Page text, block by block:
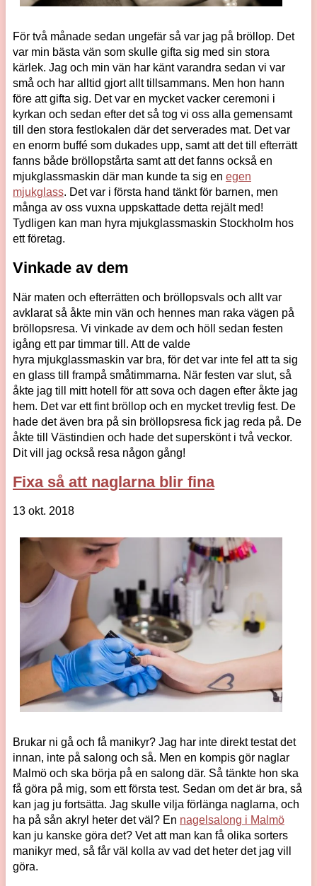
För två månade sedan ungefär så var jag på bröllop. Det
var min bästa vän som skulle gifta sig med sin stora
kärlek. Jag och min vän har känt varandra sedan vi var
små och har alltid gjort allt tillsammans. Men hon hann
före att gifta sig. Det var en mycket vacker ceremoni i
kyrkan och sedan efter det så tog vi oss alla gemensamt
till den stora festlokalen där det serverades mat. Det var
en enorm buffé som dukades upp, samt att det till efterrätt
fanns både bröllopstårta samt att det fanns också en
mjukglassmaskin där man kunde ta sig en egen
mjukglass. Det var i första hand tänkt för barnen, men
många av oss vuxna uppskattade detta rejält med!
Tydligen kan man hyra mjukglassmaskin Stockholm hos
ett företag.
Vinkade av dem
När maten och efterrätten och bröllopsvals och allt var
avklarat så åkte min vän och hennes man raka vägen på
bröllopsresa. Vi vinkade av dem och höll sedan festen
igång ett par timmar till. Att de valde
hyra mjukglassmaskin var bra, för det var inte fel att ta sig
en glass till frampå småtimmarna. När festen var slut, så
åkte jag till mitt hotell för att sova och dagen efter åkte jag
hem. Det var ett fint bröllop och en mycket trevlig fest. De
hade det även bra på sin bröllopsresa fick jag reda på. De
åkte till Västindien och hade det superskönt i två veckor.
Dit vill jag också resa någon gång!
Fixa så att naglarna blir fina
13 okt. 2018
Brukar ni gå och få manikyr? Jag har inte direkt testat det
innan, inte på salong och så. Men en kompis gör naglar
Malmö och ska börja på en salong där. Så tänkte hon ska
få göra på mig, som ett första test. Sedan om det är bra, så
kan jag ju fortsätta. Jag skulle vilja förlänga naglarna, och
ha på sån akryl heter det väl? En nagelsalong i Malmö
kan ju kanske göra det? Vet att man kan få olika sorters
manikyr med, så får väl kolla av vad det heter det jag vill
göra.